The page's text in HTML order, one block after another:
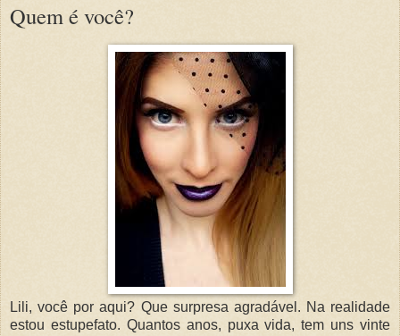
Quem é você?
Lili, você por aqui? Que surpresa agradável. Na realidade
estou estupefato. Quantos anos, puxa vida, tem uns vinte